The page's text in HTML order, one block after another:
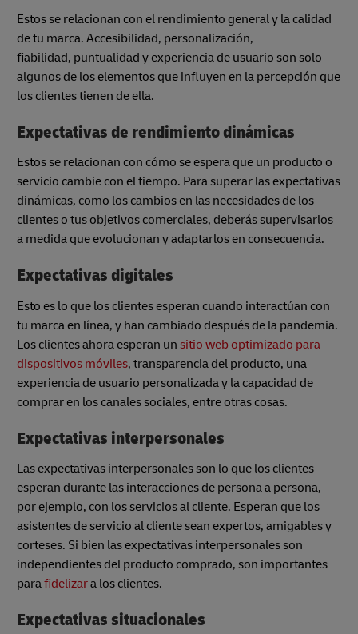
Estos se relacionan con el rendimiento general y la calidad
de tu marca. Accesibilidad, personalización,
fiabilidad, puntualidad y experiencia de usuario son solo
algunos de los elementos que influyen en la percepción que
los clientes tienen de ella.
Expectativas de rendimiento dinámicas
Estos se relacionan con cómo se espera que un producto o
servicio cambie con el tiempo. Para superar las expectativas
dinámicas, como los cambios en las necesidades de los
clientes o tus objetivos comerciales, deberás supervisarlos
a medida que evolucionan y adaptarlos en consecuencia.
Expectativas digitales
Esto es lo que los clientes esperan cuando interactúan con
tu marca en línea, y han cambiado después de la pandemia.
Los clientes ahora esperan un sitio web optimizado para
dispositivos móviles, transparencia del producto, una
experiencia de usuario personalizada y la capacidad de
comprar en los canales sociales, entre otras cosas.
Expectativas interpersonales
Las expectativas interpersonales son lo que los clientes
esperan durante las interacciones de persona a persona,
por ejemplo, con los servicios al cliente. Esperan que los
asistentes de servicio al cliente sean expertos, amigables y
corteses. Si bien las expectativas interpersonales son
independientes del producto comprado, son importantes
parafidelizara los clientes.
Expectativas situacionales